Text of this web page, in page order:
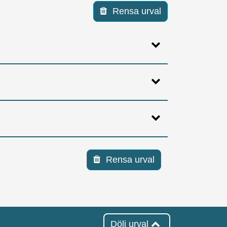
Rensa urval
Rensa urval
Dölj urval